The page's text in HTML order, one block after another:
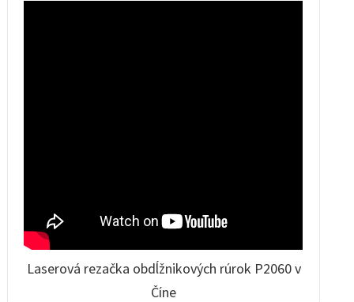
Laserová rezačka obdĺžnikových rúrok P2060 v
Číne